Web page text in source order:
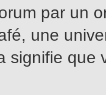
par un
une
signifie que